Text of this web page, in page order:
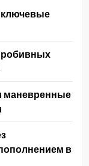
ключевые
маневренные
в